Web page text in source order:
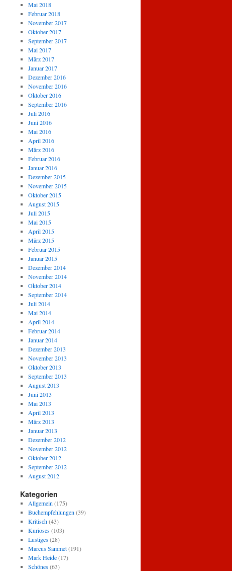
Mai 2018
Februar 2018
November 2017
Oktober 2017
September 2017
Mai 2017
März 2017
Januar 2017
Dezember 2016
November 2016
Oktober 2016
September 2016
Juli 2016
Juni 2016
Mai 2016
April 2016
März 2016
Februar 2016
Januar 2016
Dezember 2015
November 2015
Oktober 2015
August 2015
Juli 2015
Mai 2015
April 2015
März 2015
Februar 2015
Januar 2015
Dezember 2014
November 2014
Oktober 2014
September 2014
Juli 2014
Mai 2014
April 2014
Februar 2014
Januar 2014
Dezember 2013
November 2013
Oktober 2013
September 2013
August 2013
Juni 2013
Mai 2013
April 2013
März 2013
Januar 2013
Dezember 2012
November 2012
Oktober 2012
September 2012
August 2012
Kategorien
Allgemein (175)
Buchempfehlungen (39)
Kritisch(43)
Kurioses(103)
Lustiges(28)
Marcus Sammet(191)
Mark Heide(17)
Schönes(63)